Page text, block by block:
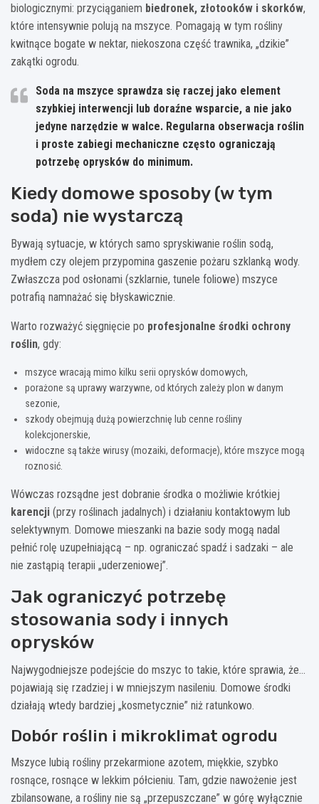
biologicznymi: przyciąganiem biedronek, złotooków i skorków,
które intensywnie polują na mszyce. Pomagają w tym rośliny
kwitnące bogate w nektar, niekoszona część trawnika, „dzikie”
zakątki ogrodu.
Soda na mszyce sprawdza się raczej jako element
szybkiej interwencji lub doraźne wsparcie, a nie jako
jedyne narzędzie w walce. Regularna obserwacja roślin
i proste zabiegi mechaniczne często ograniczają
potrzebę oprysków do minimum.
Kiedy domowe sposoby (w tym
soda) nie wystarczą
Bywają sytuacje, w których samo spryskiwanie roślin sodą,
mydłem czy olejem przypomina gaszenie pożaru szklanką wody.
Zwłaszcza pod osłonami (szklarnie, tunele foliowe) mszyce
potrafią namnażać się błyskawicznie.
Warto rozważyć sięgnięcie po profesjonalne środki ochrony
roślin, gdy:
mszyce wracają mimo kilku serii oprysków domowych,
porażone są uprawy warzywne, od których zależy plon w danym
sezonie,
szkody obejmują dużą powierzchnię lub cenne rośliny
kolekcjonerskie,
widoczne są także wirusy (mozaiki, deformacje), które mszyce mogą
roznosić.
Wówczas rozsądne jest dobranie środka o możliwie krótkiej
karencji (przy roślinach jadalnych) i działaniu kontaktowym lub
selektywnym. Domowe mieszanki na bazie sody mogą nadal
pełnić rolę uzupełniającą – np. ograniczać spadź i sadzaki – ale
nie zastąpią terapii „uderzeniowej”.
Jak ograniczyć potrzebę
stosowania sody i innych
oprysków
Najwygodniejsze podejście do mszyc to takie, które sprawia, że…
pojawiają się rzadziej i w mniejszym nasileniu. Domowe środki
działają wtedy bardziej „kosmetycznie” niż ratunkowo.
Dobór roślin i mikroklimat ogrodu
Mszyce lubią rośliny przekarmione azotem, miękkie, szybko
rosnące, rosnące w lekkim półcieniu. Tam, gdzie nawożenie jest
zbilansowane, a rośliny nie są „przepuszczane” w górę wyłącznie